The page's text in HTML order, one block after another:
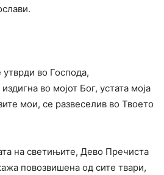
во Господа,
во мојот Бог, устата моја
мои, се развеселив во Твоето
на светињите, Дево Пречиста
повозвишена од сите твари,